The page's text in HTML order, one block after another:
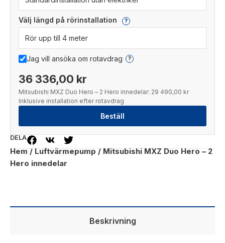
Välj längd på rörinstallation ?
Jag vill ansöka om rotavdrag ?
36 336,00 kr
Mitsubishi MXZ Duo Hero – 2 Hero innedelar: 29 490,00 kr
Inklusive installation efter rotavdrag
Beställ
DELA
Hem/Luftvärmepump/ Mitsubishi MXZ Duo Hero – 2
Hero innedelar
Beskrivning